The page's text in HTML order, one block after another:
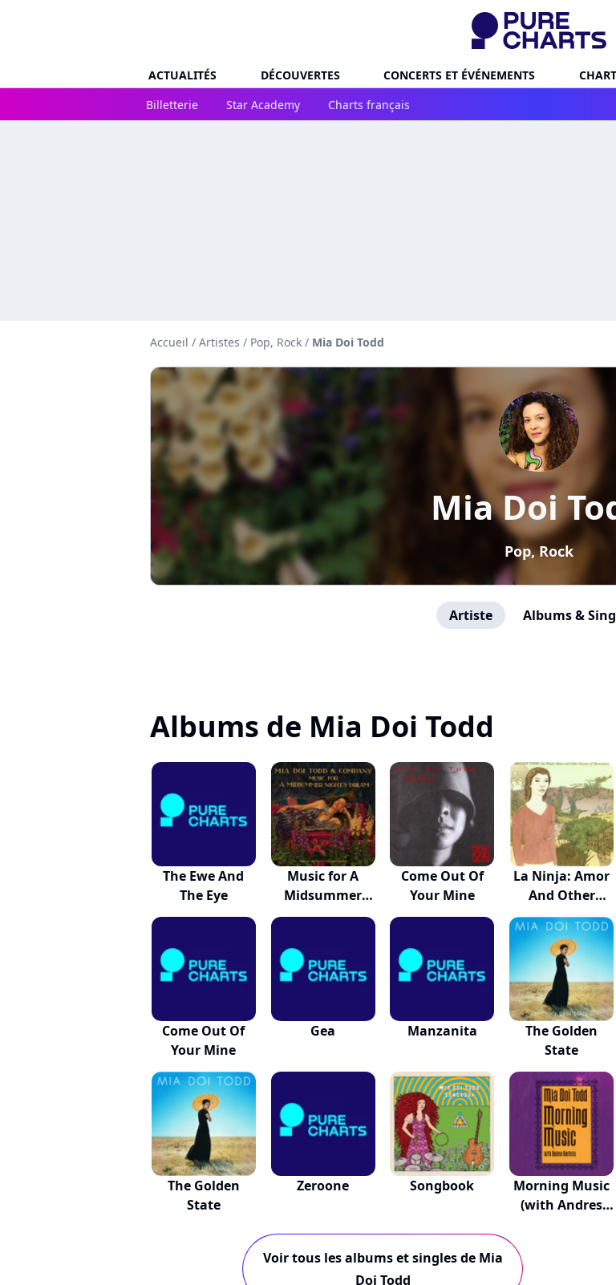
ACTUALITÉS DÉCOUVERTES CONCERTS ET ÉVÉNEMENTS
Billetterie
Star Academy Charts français
Accueil / Artistes / Pop, Rock / Mia Doi Todd
Mia Doi
Pop, Rock
Artiste Albums &
Albums de Mia Doi Todd
The Ewe And
The Eye
Music for A
Midsummer
Night's...
Come Out Of
Your Mine
La Ninja: Amor
And Other
Drea...
Come Out Of
Your Mine
Gea Manzanita
The Golden
State
The Golden
State
Zeroone Songbook
Morning Music
(with Andres
Voir tous les albums et singles de Mia
Doi Todd